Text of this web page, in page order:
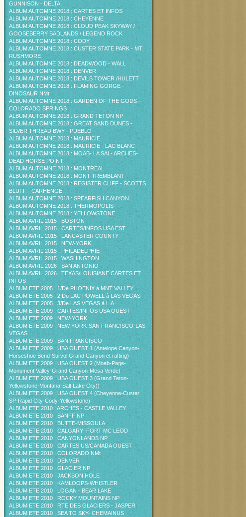
GUNNISON - DELTA
ALBUM AUTOMNE 2018 : CARTES ET INFOS
ALBUM AUTOMNE 2018 : CHEYENNE
ALBUM AUTOMNE 2018 : CLOUD PEAK SKYWAY /
GOOSEBERRY BADLANDS / LEGEND ROCK
ALBUM AUTOMNE 2018 : CODY
ALBUM AUTOMNE 2018 : CUSTER STATE PARK - MT
RUSHMORE
ALBUM AUTOMNE 2018 : DEADWOOD - WALL
ALBUM AUTOMNE 2018 : DENVER
ALBUM AUTOMNE 2018 : DEVILS TOWER /HULETT
ALBUM AUTOMNE 2018 : FLAMING GORGE -
DINOSAUR NMt
ALBUM AUTOMNE 2018 : GARDEN OF THE GODS -
COLORADO SPRINGS
ALBUM AUTOMNE 2018 : GRAND TETON NP
ALBUM AUTOMNE 2018 : GREAT SAND DUNES -
SILVER THREAD BWY - PUEBLO
ALBUM AUTOMNE 2018 : MAURICIE
ALBUM AUTOMNE 2018 : MAURICIE - LAC BLANC
ALBUM AUTOMNE 2018 : MOAB- LA SAL- ARCHES-
DEAD HORSE POINT
ALBUM AUTOMNE 2018 : MONTREAL
ALBUM AUTOMNE 2018 : MONT-TREMBLANT
ALBUM AUTOMNE 2018 : REGISTER CLIFF - SCOTTS
BLUFF - CARHENGE
ALBUM AUTOMNE 2018 : SPEARFISH CANYON
ALBUM AUTOMNE 2018 : THERMOPOLIS
ALBUM AUTOMNE 2018 : YELLOWSTONE
ALBUM AVRIL 2015 : BOSTON
ALBUM AVRIL 2015 : CARTES/INFOS USA EST
ALBUM AVRIL 2015 : LANCASTER COUNTY
ALBUM AVRIL 2015 : NEW-YORK
ALBUM AVRIL 2015 : PHILADELPHIE
ALBUM AVRIL 2015 : WASHINGTON
ALBUM AVRIL 2026 : SAN ANTONIO
ALBUM AVRIL 2026 : TEXAS/LOUISIANE CARTES ET
INFOS
ALBUM ETE 2005 : 1/De PHOENIX à MNT VALLEY
ALBUM ETE 2005 : 2 Du LAC POWELL à LAS VEGAS
ALBUM ETE 2005 : 3/De LAS VEGAS à L.A.
ALBUM ETE 2009 : CARTES/INFOS USA OUEST
ALBUM ETE 2009 : NEW-YORK
ALBUM ETE 2009 : NEW YORK-SAN FRANCISCO-LAS
VEGAS
ALBUM ETE 2009 : SAN FRANCISCO
ALBUM ETE 2009 : USA OUEST 1 (Antelope Canyon-
Horseshoe Bend-Survol Grand Canyon et rafting)
ALBUM ETE 2009 : USA OUEST 2 (Moab-Page-
Monument Valley-Grand Canyon-Mesa Verde)
ALBUM ETE 2009 : USA OUEST 3 (Grand Teton-
Yellowstone-Montana-Salt Lake City))
ALBUM ETE 2009 : USA OUEST 4 (Cheyenne-Custer
SP-Rapid City-Cody-Yellowstone)
ALBUM ETE 2010 : ARCHES - CASTLE VALLEY
ALBUM ETE 2010 : BANFF NP
ALBUM ETE 2010 : BUTTE-MISSOULA
ALBUM ETE 2010 : CALGARY- FORT MC LEOD
ALBUM ETE 2010 : CANYONLANDS NP
ALBUM ETE 2010 : CARTES US/CANADA OUEST
ALBUM ETE 2010 : COLORADO NMt
ALBUM ETE 2010 : DENVER
ALBUM ETE 2010 : GLACIER NP
ALBUM ETE 2010 : JACKSON HOLE
ALBUM ETE 2010 : KAMLOOPS-WHISTLER
ALBUM ETE 2010 : LOGAN - BEAR LAKE
ALBUM ETE 2010 : ROCKY MOUNTAINS NP
ALBUM ETE 2010 : RTE DES GLACIERS - JASPER
ALBUM ETE 2010 : SEA TO SKY- CHEMAINUS